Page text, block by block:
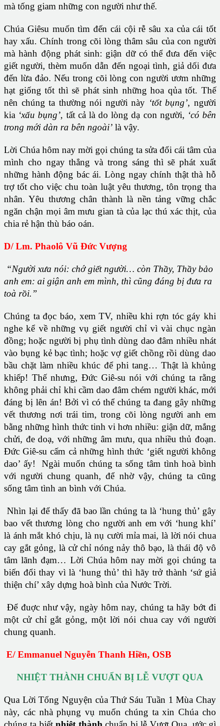
mà tống giam những con người như thế.
Chúa Giêsu muốn tìm đến cái cội rễ sâu xa của cái tốt
hay xấu. Chính trong cõi lòng thâm sâu của con người
mà hành động phát sinh: giận dữ có thể đưa đến việc
giết người, thèm muốn dẫn đến ngoại tình, giả dối đưa
đến lừa đảo. Nếu trong cõi lòng con người ươm những
hạt giống tốt thì sẽ phát sinh những hoa qủa tốt. Thế
nên chúng ta thường nói người này ‘tốt bụng’, người
kia ‘xấu bụng’, tất cả là do lòng dạ con người, ‘có bên
trong mới dàn ra bên ngoài’ là vậy.
Lời Chúa hôm nay mời gọi chúng ta sửa đổi cái tâm của
mình cho ngay thẳng và trong sáng thì sẽ phát xuất
những hành động bác ái. Lòng ngay chính thật thà hỗ
trợ tốt cho việc chu toàn luật yêu thương, tôn trọng tha
nhân. Yêu thương chân thành là nền tảng vững chắc
ngăn chận mọi âm mưu gian tà của lạc thú xác thịt, của
chia rẻ hận thù báo oán.
D/ Lm. Phaolô Vũ Đức Vượng
“Người xưa nói: chớ giết người… còn Thầy, Thầy bảo
anh em: ai giận anh em mình, thì cũng đáng bị đưa ra
toà rồi.”
Chúng ta đọc báo, xem TV, nhiều khi rợn tóc gáy khi
nghe kể về những vụ giết người chỉ vì vài chục ngàn
đồng; hoặc người bị phụ tình dùng dao đâm nhiều nhát
vào bụng kẻ bạc tình; hoặc vợ giết chồng rồi dùng dao
bầu chặt làm nhiều khúc để phi tang… Thật là khủng
khiếp! Thế nhưng, Đức Giê-su nói với chúng ta rằng
không phải chỉ khi cầm dao đâm chém người khác, mới
đáng bị lên án! Bởi vì có thể chúng ta đang gây những
vết thương nơi trái tim, trong cõi lòng người anh em
bằng những hình thức tinh vi hơn nhiều: giận dữ, mắng
chửi, đe doạ, với những âm mưu, qua nhiều thủ đoạn.
Đức Giê-su cấm cả những hình thức ‘giết người không
dao’ ấy! Ngài muốn chúng ta sống tâm tình hoà bình
với người chung quanh, để nhờ vậy, chúng ta cũng
sống tâm tình an bình với Chúa.
Nhìn lại để thấy đã bao lần chúng ta là ‘hung thủ’ gây
bao vết thương lòng cho người anh em với ‘hung khí’
là ánh mắt khó chịu, là nụ cười mỉa mai, là lời nói chua
cay gắt gỏng, là cử chỉ nóng nảy thô bạo, là thái độ vô
tâm lãnh đạm… Lời Chúa hôm nay mời gọi chúng ta
biến đổi thay vì là ‘hung thủ’ thì hãy trở thành ‘sứ giả
thiện chí’ xây dựng hoà bình của Nước Trời.
Để đuợc như vậy, ngày hôm nay, chúng ta hãy bớt đi
một cử chỉ gắt gỏng, một lời nói chua cay với người
chung quanh.
E/ Emmanuel Nguyễn Thanh Hiền, OSB
NHIỆT THÀNH CHUẨN BỊ LỄ VƯỢT QUA
Qua Lời Tổng Nguyện của Thứ Sáu Tuần 1 Mùa Chay
này, các nhà phụng vụ muốn chúng ta xin Chúa cho